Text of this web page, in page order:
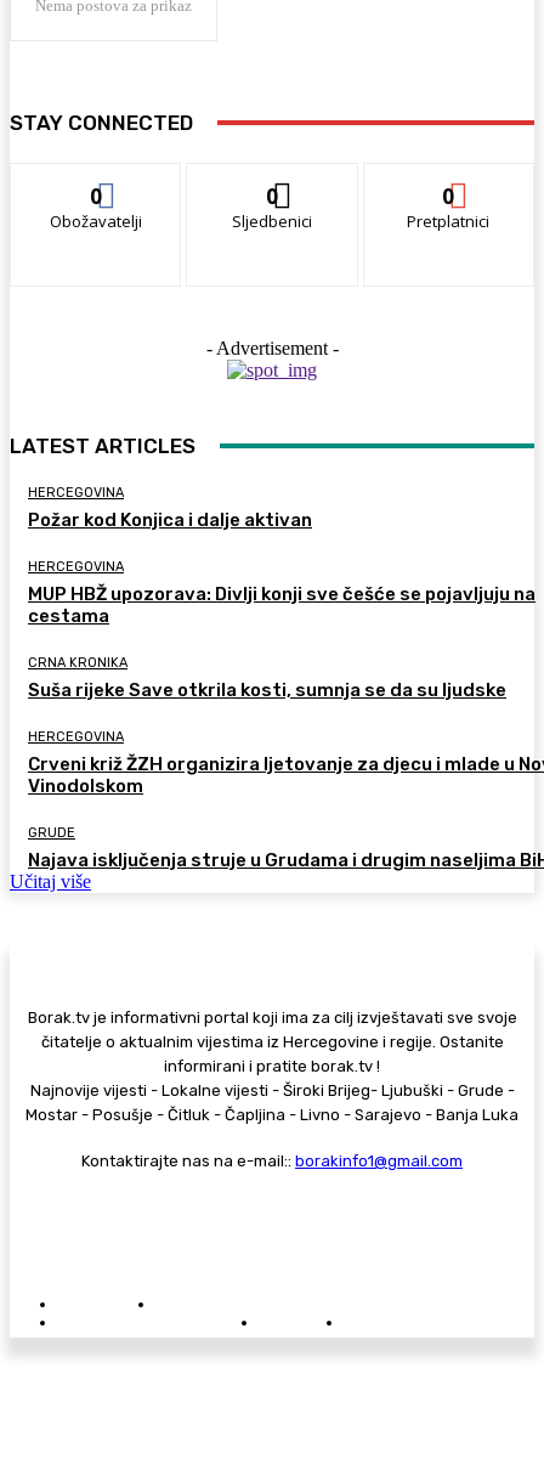
Nema postova za prikaz
STAY CONNECTED
0
Obožavatelji
0
Sljedbenici
0
Pretplatnici
- Advertisement -
LATEST ARTICLES
HERCEGOVINA
Požar kod Konjica i dalje aktivan
HERCEGOVINA
MUP HBŽ upozorava: Divlji konji sve češće se pojavljuju na
cestama
CRNA KRONIKA
Suša rijeke Save otkrila kosti, sumnja se da su ljudske
HERCEGOVINA
Crveni križ ŽZH organizira ljetovanje za djecu i mlade u
Vinodolskom
GRUDE
Najava isključenja struje u Grudama i drugim naseljima
Učitaj više
Borak.tv je informativni portal koji ima za cilj izvještavati sve svoje
čitatelje o aktualnim vijestima iz Hercegovine i regije. Ostanite
informirani i pratite borak.tv !
Najnovije vijesti - Lokalne vijesti - Široki Brijeg- Ljubuški - Grude -
Mostar - Posušje - Čitluk - Čapljina - Livno - Sarajevo - Banja Luka
Kontaktirajte nas na e-mail:: borakinfo1@gmail.com